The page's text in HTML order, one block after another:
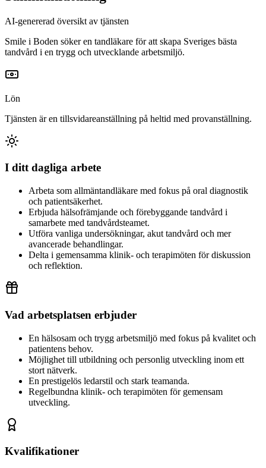
AI-genererad översikt av tjänsten
Smile i Boden söker en tandläkare för att skapa Sveriges bästa
tandvård i en trygg och utvecklande arbetsmiljö.
Lön
Tjänsten är en tillsvidareanställning på heltid med provanställning.
I ditt dagliga arbete
Arbeta som allmäntandläkare med fokus på oral diagnostik
och patientsäkerhet.
Erbjuda hälsofrämjande och förebyggande tandvård i
samarbete med tandvårdsteamet.
Utföra vanliga undersökningar, akut tandvård och mer
avancerade behandlingar.
Delta i gemensamma klinik- och terapimöten för diskussion
och reflektion.
Vad arbetsplatsen erbjuder
En hälsosam och trygg arbetsmiljö med fokus på kvalitet och
patientens behov.
Möjlighet till utbildning och personlig utveckling inom ett
stort nätverk.
En prestigelös ledarstil och stark teamanda.
Regelbundna klinik- och terapimöten för gemensam
utveckling.
Kvalifikationer